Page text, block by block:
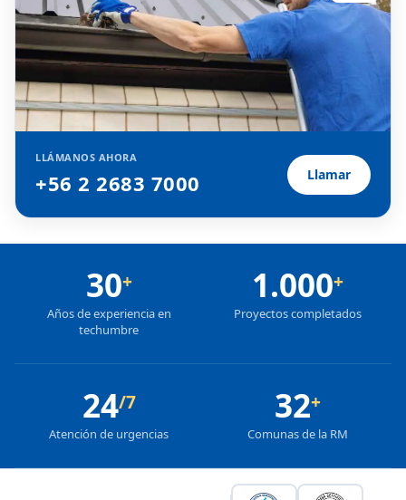
LLÁMANOS AHORA
+56 2 2683 7000 Llamar
30+
Años de experiencia en
techumbre
1.000+
Proyectos completados
24/7
Atención de urgencias
32+
Comunas de la RM